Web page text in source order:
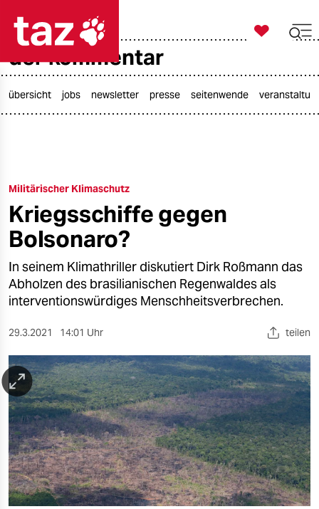
taz zahl ich
öko
gesellschaft
kultur
sport
nord
wahrheit
verlag
verlag
veranstaltungen
shop

taz zahl ich
der kommentar
übersicht jobs newsletter presse seitenwende
Militärischer Klimaschutz
Kriegsschiffe gegen
Bolsonaro?
In seinem Klimathriller diskutiert Dirk Roßmann das
Abholzen des brasilianischen Regenwaldes als
interventionswürdiges Menschheitsverbrechen.
29.3.2021 14:01 Uhr teilen